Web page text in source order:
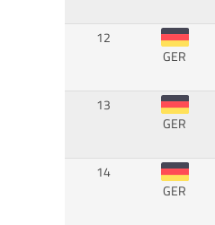
12
GER
13
GER
14
GER